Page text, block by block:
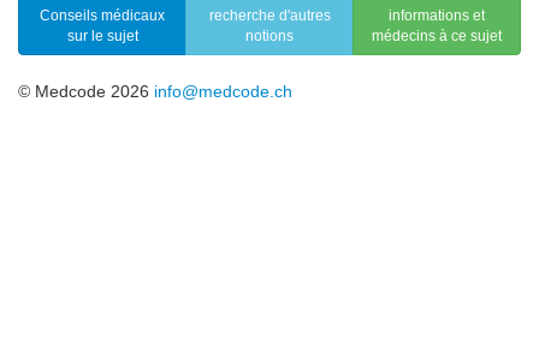
Conseils médicaux
sur le sujet
recherche d'autres
notions
informations et
médecins à ce sujet
© Medcode 2026 info@medcode.ch